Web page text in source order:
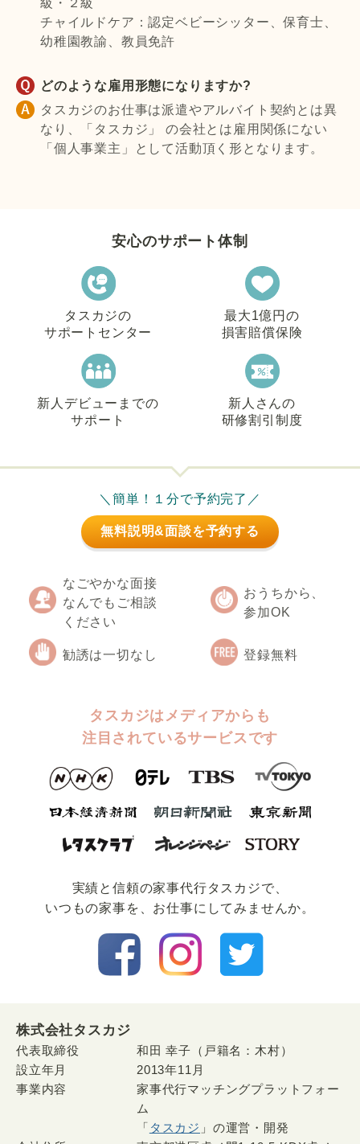
チャイルドケア：認定ベビーシッター、保育士、
幼稚園教諭、教員免許
どのような雇用形態になりますか?
タスカジのお仕事は派遣やアルバイト契約とは異
なり、「タスカジ」 の会社とは雇用関係にない
「個人事業主」として活動頂く形となります。
安心のサポート体制
タスカジの
サポートセンター
最大1億円の
損害賠償保険
新人デビューまでの
サポート
新人さんの
研修割引制度
＼簡単！１分で予約完了／
無料説明&面談を予約する
なごやかな面接
なんでもご相談
ください
おうちから、
参加OK
勧誘は一切なし 登録無料
タスカジはメディアからも
注目されているサービスです
実績と信頼の家事代⾏タスカジで、
いつもの家事を、お仕事にしてみませんか。
株式会社タスカジ
代表取締役
和田 幸子（戸籍名：木村）
設立年月
2013年11月
事業内容
家事代行マッチングプラットフォー
ム
「 タスカジ 」の運営・開発